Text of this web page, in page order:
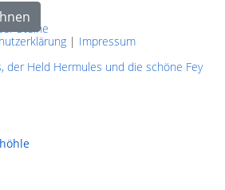
Steine
der Held Hermules und die schöne Fey
| Impressum